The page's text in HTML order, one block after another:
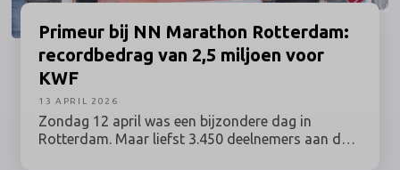
Primeur bij NN Marathon Rotterdam:
recordbedrag van 2,5 miljoen voor
KWF
Zondag 12 april was een bijzondere dag in
Rotterdam. Maar liefst 3.450 deelnemers aan de
13 APRIL 2026